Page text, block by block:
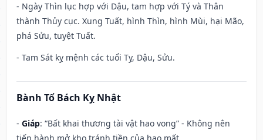
- Ngày Thìn lục hợp với Dậu, tam hợp với Tý và Thân
thành Thủy cục. Xung Tuất, hình Thìn, hình Mùi, hại Mão,
phá Sửu, tuyệt Tuất.
- Tam Sát kỵ mệnh các tuổi Tỵ, Dậu, Sửu.
Bành Tổ Bách Kỵ Nhật
- Giáp: “Bất khai thương tài vật hao vong” - Không nên